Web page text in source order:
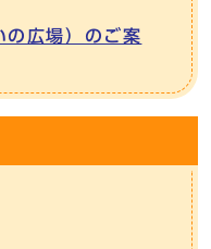
の広場）のご案